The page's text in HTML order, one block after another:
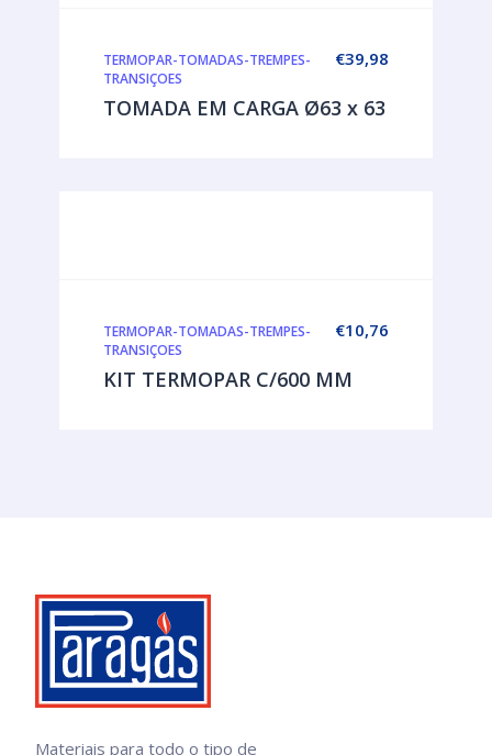
€39,98
TERMOPAR-TOMADAS-TREMPES-
TRANSIÇOES
TOMADA EM CARGA Ø63 x 63
€10,76
TERMOPAR-TOMADAS-TREMPES-
TRANSIÇOES
KIT TERMOPAR C/600 MM
Materiais para todo o tipo de